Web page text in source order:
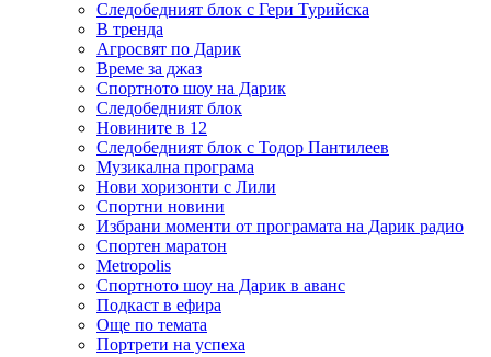
Следобедният блок с Гери Турийска
В тренда
Агросвят по Дарик
Време за джаз
Спортното шоу на Дарик
Следобедният блок
Новините в 12
Следобедният блок с Тодор Пантилеев
Музикална програма
Нови хоризонти с Лили
Спортни новини
Избрани моменти от програмата на Дарик радио
Спортен маратон
Metropolis
Спортното шоу на Дарик в аванс
Подкаст в ефира
Още по темата
Портрети на успеха